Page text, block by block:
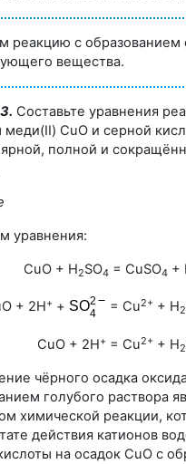
реакцию с образованием
вещества.
Составьте уравнения
CuO и серной
полной и
уравнения:
CuO + H2SO4 = CuSO4 +
+ 2H++ = Cu2+ + H2
CuO + 2H+ = Cu2+ + H2
чёрного осадка
голубого раствора
химической реакции,
действия катионов
на осадок CuO с